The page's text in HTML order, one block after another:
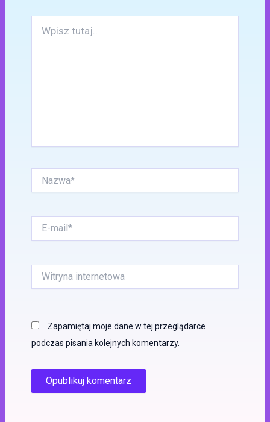
tutaj..
mail*
internetowa
Zapamiętaj moje dane w tej przeglądarce
podczas pisania kolejnych komentarzy.